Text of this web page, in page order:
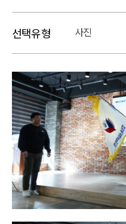
선택유형 사진
본문